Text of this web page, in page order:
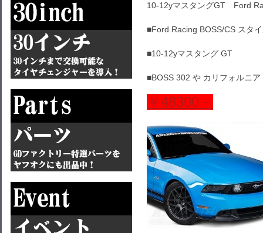
10-12yマスタングGT Ford
■Ford Racing BOSS/CS スタ
■10-12yマスタング GT
■BOSS 302 や カリフォルニ
￥48300－